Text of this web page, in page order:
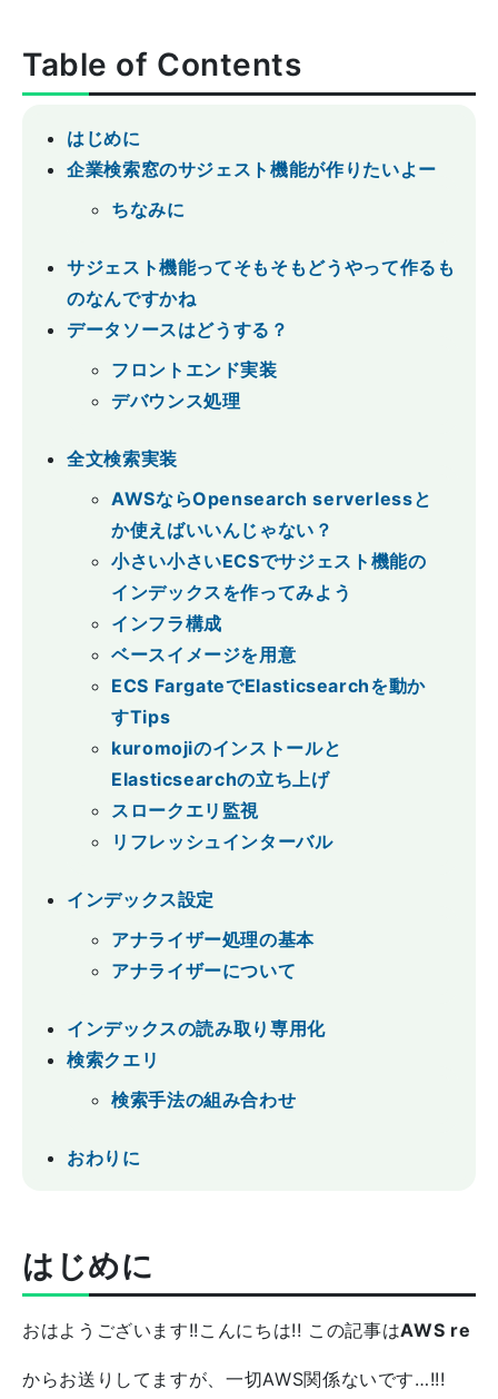
Table of Contents
はじめに
企業検索窓のサジェスト機能が作りたいよー
ちなみに
サジェスト機能ってそもそもどうやって作るも
のなんですかね
データソースはどうする？
フロントエンド実装
デバウンス処理
全文検索実装
AWSならOpensearch serverlessと
か使えばいいんじゃない？
小さい小さいECSでサジェスト機能の
インデックスを作ってみよう
インフラ構成
ベースイメージを用意
ECS FargateでElasticsearchを動か
すTips
kuromojiのインストールと
Elasticsearchの立ち上げ
スロークエリ監視
リフレッシュインターバル
インデックス設定
アナライザー処理の基本
アナライザーについて
インデックスの読み取り専用化
検索クエリ
検索手法の組み合わせ
おわりに
はじめに
おはようございます!!こんにちは!! この記事はAWS re
からお送りしてますが、一切AWS関係ないです…!!!